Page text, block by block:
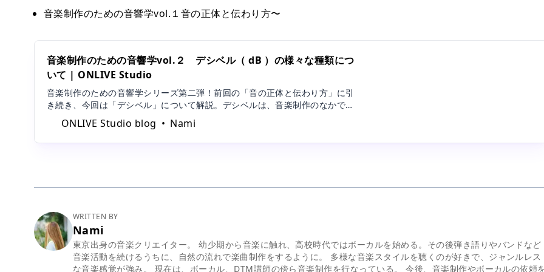
音楽制作のための音響学vol.１音の正体と伝わり方〜
音楽制作のための音響学vol.２ デシベル（ dB ）の様々な種類につ
いて | ONLIVE Studio
音楽制作のための音響学シリーズ第二弾！前回の「音の正体と伝わり方」に引
き続き、今回は「デシベル」について解説。デシベルは、音楽制作のなかで、
必ず聞く用語ですよね。しかし、その言葉を正しく理解していないと混乱しや
すいトピックでもあります。今回は「デシベル」について少し踏み込んで解説
していきま
ONLIVE Studio blog Nami
WRITTEN BY
Nami
東京出身の音楽クリエイター。 幼少期から音楽に触れ、高校時代ではボーカルを始める。その後弾き語りやバンドなど
音楽活動を続けるうちに、自然の流れで楽曲制作をするように。 多様な音楽スタイルを聴くのが好きで、ジャンルレス
な音楽感覚が強み。 現在は、ボーカル、DTM講師の傍ら音楽制作を行なっている。 今後、音楽制作やボーカルの依頼